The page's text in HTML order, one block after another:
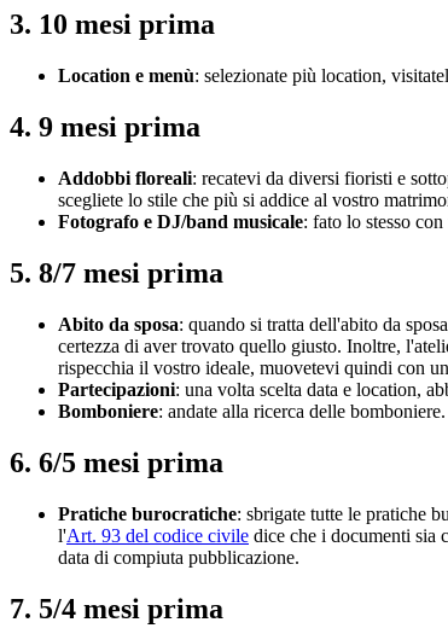
3. 10 mesi prima
Location e menù: selezionate più location,
4. 9 mesi prima
Addobbi floreali: recatevi da diversi fioristi e
scegliete lo stile che più si addice al vostro
Fotografo e DJ/band musicale: fato lo stesso
5. 8/7 mesi prima
Abito da sposa: quando si tratta dell'abito da
certezza di aver trovato quello giusto. Inoltre,
rispecchia il vostro ideale, muovetevi quindi con
Partecipazioni: una volta scelta data e location,
Bomboniere: andate alla ricerca delle
6. 6/5 mesi prima
Pratiche burocratiche: sbrigate tutte le pratiche
l'Art. 93 del codice civile dice che i documenti sia
data di compiuta pubblicazione.
7. 5/4 mesi prima